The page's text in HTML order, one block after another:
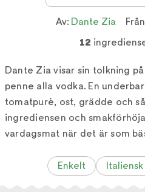
Av: Dante Zia
12
Dante Zia visar sin tolkning
penne alla vodka. En
tomatpuré, ost, grädde och
ingrediensen och
vardagsmat när det är som
Enkelt